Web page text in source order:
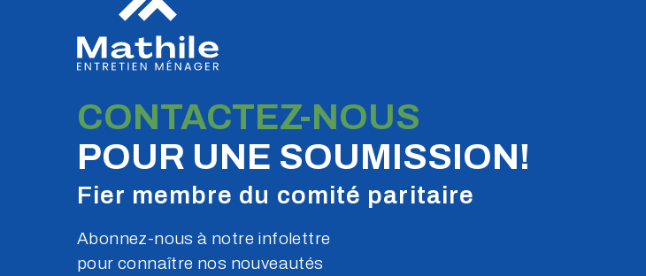
CONTACTEZ-NOUS
POUR UNE SOUMISSION!
Fier membre du comité paritaire
Abonnez-nous à notre infolettre
pour connaître nos nouveautés